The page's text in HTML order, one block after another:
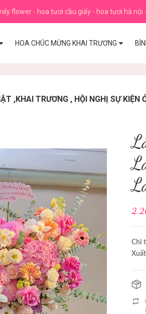
flower - hoa tươi cầu giấy - hoa tươi hà nội
HOA CHÚC MỪNG KHAI TRƯƠNG
,KHAI TRƯƠNG , HỘI NGHỊ SỰ KIỆN
Chi